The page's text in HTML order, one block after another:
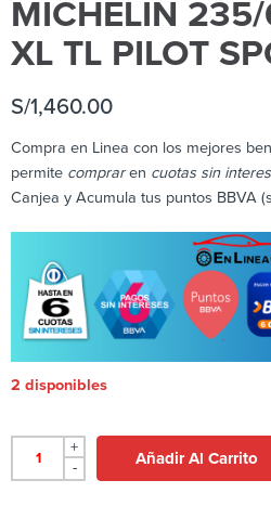
MICHELIN
XL TL PILOT
S/1,460.00
Compra en Linea con los mejores
permite compraren cuotas sin
Canjea y Acumula tus puntos BBVA
2 disponibles
+
-
Añadir Al Carrito